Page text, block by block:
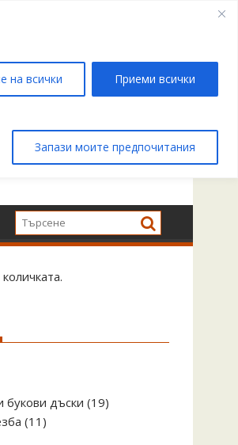
на всички Приеми всички
Запази моите предпочитания
букови дъски 1919
11 11